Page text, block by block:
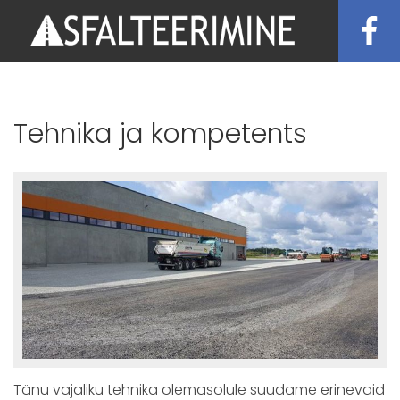
Tehnika ja kompetents
Tänu vajaliku tehnika olemasolule suudame erinevaid